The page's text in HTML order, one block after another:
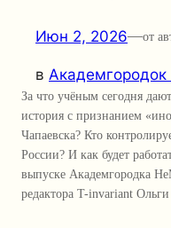
Июн 2, 2026—от
в
За что учёным сегодня
история с признанием
Чапаевска? Кто
России? И как будет
выпуске Академгородка
редактора T-invariant